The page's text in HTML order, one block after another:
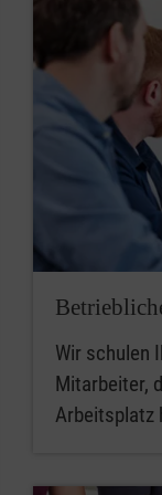
Wir schulen
Mitarbeiter,
Arbeitsplatz